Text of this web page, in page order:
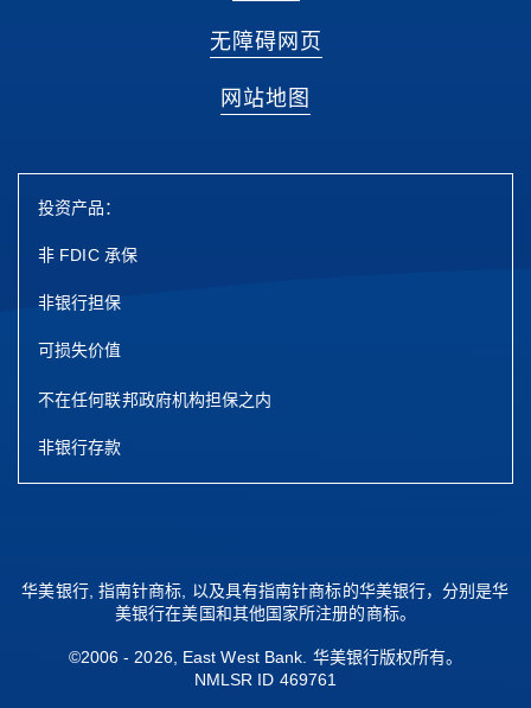
无障碍网页
网站地图
投资产品：
非 FDIC 承保
非银行担保
可损失价值
不在任何联邦政府机构担保之内
非银行存款
华美银行, 指南针商标, 以及具有指南针商标的华美银行，分别是华
美银行在美国和其他国家所注册的商标。
©2006 - 2026, East West Bank. 华美银行版权所有。
NMLSR ID 469761